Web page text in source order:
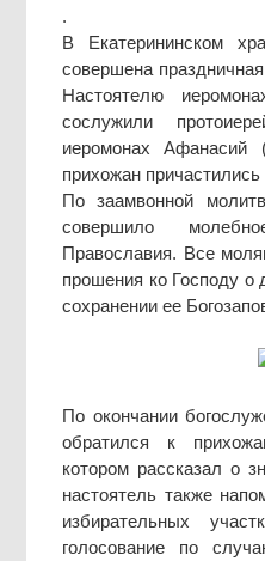
.
В Екатерининском
совершена
Настоятелю
сослужили
иеромонах Афанасий
прихожан
По заамвонной
совершило
Православия. Все
прошения ко Господу о
сохранении ее
По окончании
обратился к
котором рассказал о
настоятель также
избирательных
голосование по